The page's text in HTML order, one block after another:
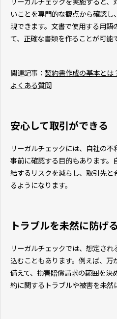
いことを専門的な観点から確認
現できます。文書で使用する用語
て、正確な書類を作ることが可能
関連記事： 契約書作成の基本とは
よくある質問
安心して取引ができる
リーガルチェックには、自社の不
事前に確認する目的もあります
結するリスクを減らし、取引先
るようになります。
トラブルを未然に防げる
リーガルチェックでは、想定さ
込むこともあります。例えば、
備えて、損害賠償請求の範囲を決
約に関するトラブルや被害を未然